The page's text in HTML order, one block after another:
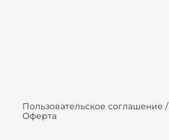
Пользовательское соглашение /
Оферта